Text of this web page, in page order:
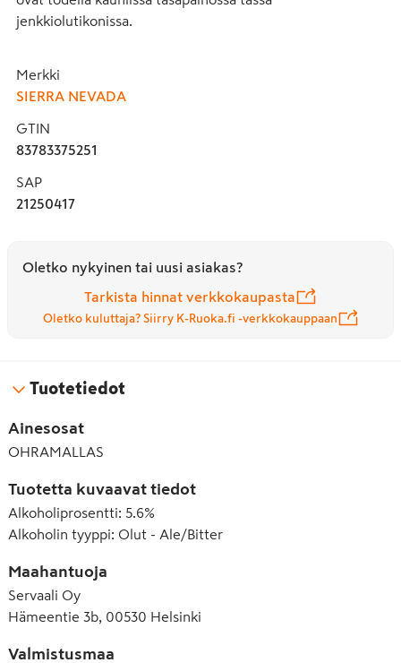
jenkkiolutikonissa.
Merkki
SIERRA NEVADA
GTIN
83783375251
SAP
21250417
Oletko nykyinen tai uusi asiakas?
Tarkista hinnat verkkokaupasta
Oletko kuluttaja? Siirry K-Ruoka.fi -verkkokauppaan
Tuotetiedot
Ainesosat
OHRAMALLAS
Tuotetta kuvaavat tiedot
Alkoholiprosentti: 5.6%
Alkoholin tyyppi: Olut - Ale/Bitter
Maahantuoja
Servaali Oy
Hämeentie 3b, 00530 Helsinki
Valmistusmaa